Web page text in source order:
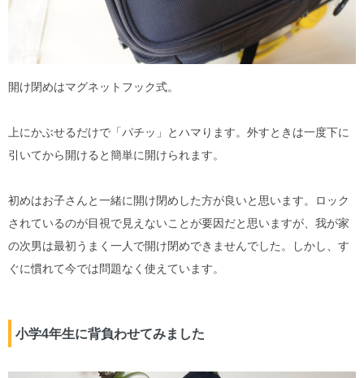
開け閉めはマグネットフック式。
上にかぶせるだけで「パチッ」とハマります。外すときは一度下に
引いてから開けると簡単に開けられます。
初めはお子さんと一緒に開け閉めした方が良いと思います。ロック
されているのが目視で見えないことが要因だと思いますが、我が家
の次男は最初うまく一人で開け閉めできませんでした。しかし、す
ぐに慣れて今では問題なく使えています。
小学4年生に背負わせてみました